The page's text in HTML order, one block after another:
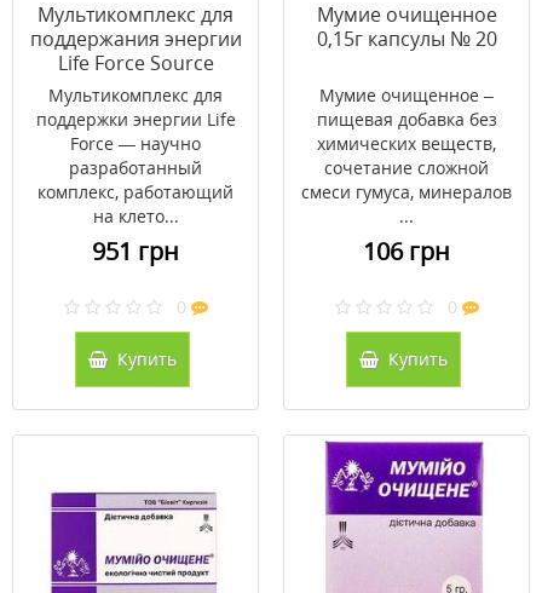
Мультикомплекс для
поддержания энергии
Life Force Source
Naturals 120 капсул
Мультикомплекс для
поддержки энергии Life
Force — научно
разработанный
комплекс, работающий
на клето...
951 грн
0
Купить
Мумие очищенное
0,15г капсулы № 20
Мумие очищенное –
пищевая добавка без
химических веществ,
сочетание сложной
смеси гумуса, минералов
...
106 грн
0
Купить